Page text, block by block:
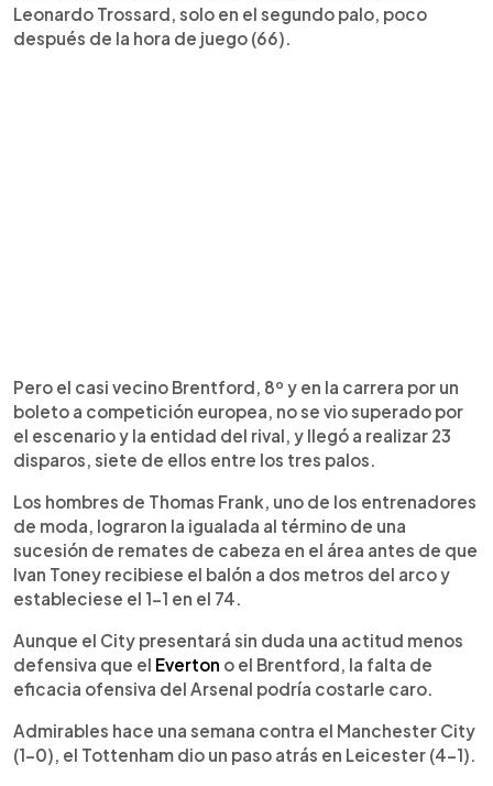
Leonardo Trossard, solo en el segundo palo, poco
después de la hora de juego (66).
Pero el casi vecino Brentford, 8º y en la carrera por un
boleto a competición europea, no se vio superado por
el escenario y la entidad del rival, y llegó a realizar 23
disparos, siete de ellos entre los tres palos.
Los hombres de Thomas Frank, uno de los entrenadores
de moda, lograron la igualada al término de una
sucesión de remates de cabeza en el área antes de que
Ivan Toney recibiese el balón a dos metros del arco y
estableciese el 1-1 en el 74.
Aunque el City presentará sin duda una actitud menos
defensiva que el Everton o el Brentford, la falta de
eficacia ofensiva del Arsenal podría costarle caro.
Admirables hace una semana contra el Manchester City
(1-0), el Tottenham dio un paso atrás en Leicester (4-1).